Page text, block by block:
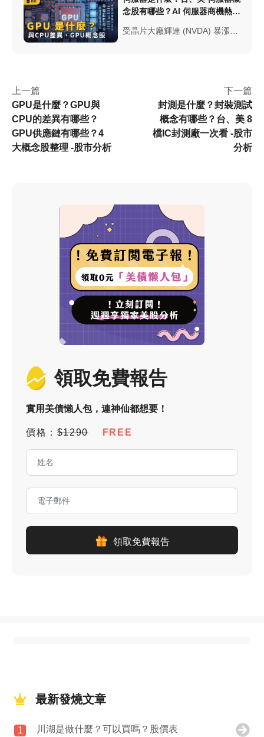
念股有哪些？AI 伺服器商機熱潮
受晶片大廠輝達 (NVDA) 暴漲，
上一篇
GPU是什麼？GPU與
CPU的差異有哪些？
GPU供應鏈有哪些？4
大概念股整理 -股市分析
下一篇
封測是什麼？封裝測試
概念有哪些？台、美 8
檔IC封測廠一次看 -股市
分析
領取免費報告
實用美債懶人包，連神仙都想要！
價格：$1290 FREE
領取免費報告
最新發燒文章
1
川湖是做什麼？可以買嗎？股價表